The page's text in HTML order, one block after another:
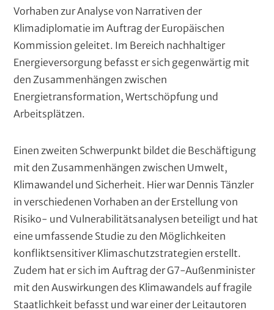
Vorhaben zur Analyse von Narrativen der
Klimadiplomatie im Auftrag der Europäischen
Kommission geleitet. Im Bereich nachhaltiger
Energieversorgung befasst er sich gegenwärtig mit
den Zusammenhängen zwischen
Energietransformation, Wertschöpfung und
Arbeitsplätzen.
Einen zweiten Schwerpunkt bildet die Beschäftigung
mit den Zusammenhängen zwischen Umwelt,
Klimawandel und Sicherheit. Hier war Dennis Tänzler
in verschiedenen Vorhaben an der Erstellung von
Risiko- und Vulnerabilitätsanalysen beteiligt und hat
eine umfassende Studie zu den Möglichkeiten
konfliktsensitiver Klimaschutzstrategien erstellt.
Zudem hat er sich im Auftrag der G7-Außenminister
mit den Auswirkungen des Klimawandels auf fragile
Staatlichkeit befasst und war einer der Leitautoren